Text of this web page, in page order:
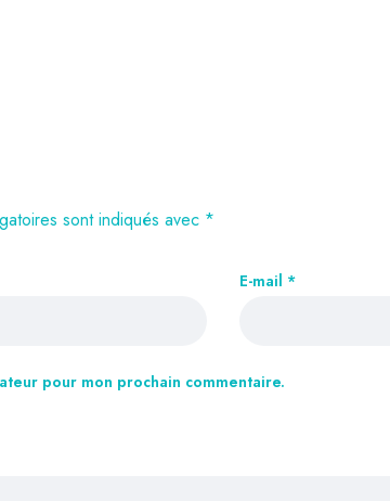
sont indiqués avec *
E-mail *
pour mon prochain commentaire.